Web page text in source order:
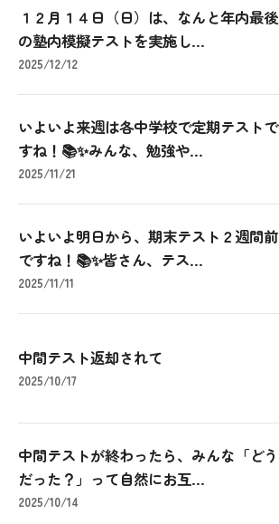
１２月１４日（日）は、なんと年内最後
の塾内模擬テストを実施し...
2025/12/12
いよいよ来週は各中学校で定期テストで
すね！📚✨みんな、勉強や...
2025/11/21
いよいよ明日から、期末テスト２週間前
ですね！📚✨皆さん、テス...
2025/11/11
中間テスト返却されて
2025/10/17
中間テストが終わったら、みんな「どう
だった？」って自然にお互...
2025/10/14